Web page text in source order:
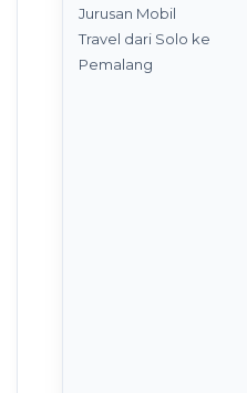
Jurusan Mobil
Travel dari Solo ke
Pemalang